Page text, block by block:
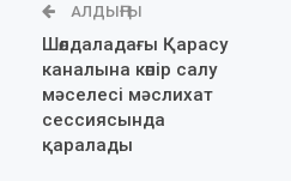
АЛДЫҢҒЫ
Шөлдаладағы Қарасу
каналына көпір салу
мәселесі мәслихат
сессиясында
қаралады